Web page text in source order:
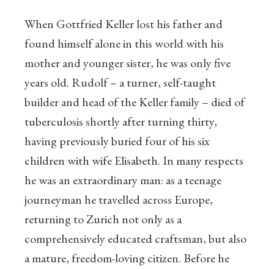
When Gottfried Keller lost his father and
found himself alone in this world with his
mother and younger sister, he was only five
years old. Rudolf – a turner, self-taught
builder and head of the Keller family – died of
tuberculosis shortly after turning thirty,
having previously buried four of his six
children with wife Elisabeth. In many respects
he was an extraordinary man: as a teenage
journeyman he travelled across Europe,
returning to Zurich not only as a
comprehensively educated craftsman, but also
a mature, freedom-loving citizen. Before he